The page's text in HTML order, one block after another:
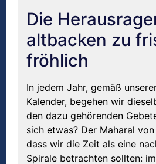
Die
altbacken zu
fröhlich
In jedem Jahr, gemäß
Kalender, begehen wir
den dazu gehörenden
sich etwas? Der Maharal
dass wir die Zeit als eine
Spirale betrachten sollten: